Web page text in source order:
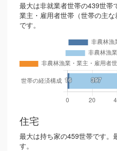
最大は非就業者世帯の439世帯
業主・雇用者世帯（世帯の主
です。
住宅
最大は持ち家の459世帯です。
す。